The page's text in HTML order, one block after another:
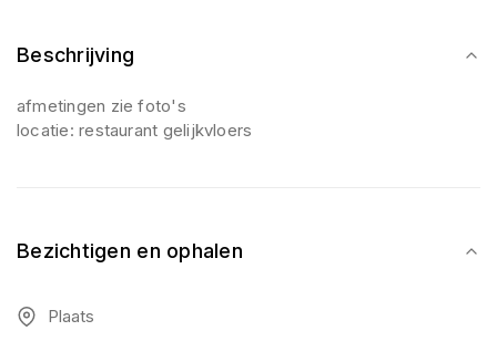
Beschrijving
afmetingen zie foto's
locatie: restaurant gelijkvloers
Bezichtigen en ophalen
Plaats